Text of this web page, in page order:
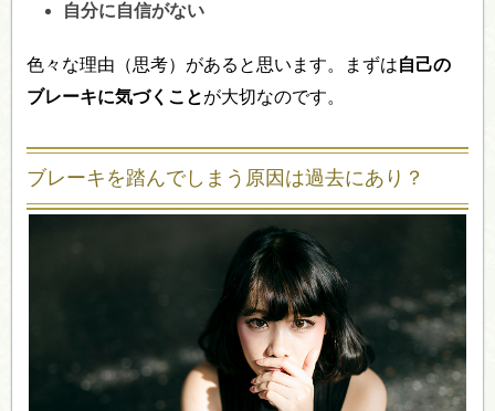
自分に自信がない
色々な理由（思考）があると思います。まずは自己の
ブレーキに気づくことが大切なのです。
ブレーキを踏んでしまう原因は過去にあり？